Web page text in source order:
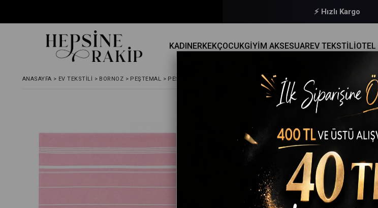
🔒 Güvenli Ödeme
KADINERKEKÇOCUKGİYİM AKSESUAREV TEKSTİLİ
ANASAYFA > EV TEKSTILI > BORNOZ > PEŞTEMAL > PEŞTEMAL PLAJ HAVLUSU 100% PAMUKLU SULTAN PEŞTAMAL 100X180
Mira Home
Peştemal Plaj Havlusu 100%
(MH01069-1)
İndirim